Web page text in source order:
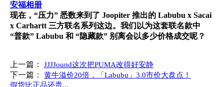
安福相册
现在，“压力” 悉数来到了 Joopiter 推出的 Labubu x Sacai
x Carhartt 三方联名系列这边。我们以为这套联名款中
“普款” Labubu 和 “隐藏款” 别离会以多少价格成交呢？
上一篇： JJJJound这次把PUMA改得好安静
下一篇： 黄牛溢价20倍，「Labubu」3.0市价大盘点！
假货比正品还贵...